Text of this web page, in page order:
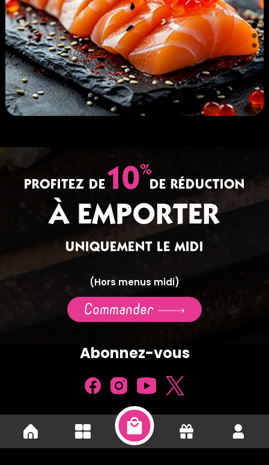
PROFITEZ DE10%
DE RÉDUCTION
À EMPORTER
UNIQUEMENT LE MIDI
(Hors menus midi)
Commander
Abonnez-vous